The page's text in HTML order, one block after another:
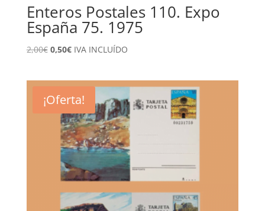
Enteros Postales 110. Expo
España 75. 1975
2,00€ El
2,00€.
0,50€El
0,50€.
IVA INCLUÍDO
¡Oferta!